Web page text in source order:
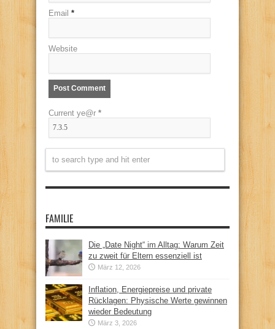
Email *
Website
Current ye@r *
FAMILIE
Die „Date Night“ im Alltag: Warum Zeit
zu zweit für Eltern essenziell ist
März 12, 2026
Inflation, Energiepreise und private
Rücklagen: Physische Werte gewinnen
wieder Bedeutung
März 3, 2026